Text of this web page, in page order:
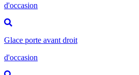
d'occasion
Glace porte avant droit
d'occasion